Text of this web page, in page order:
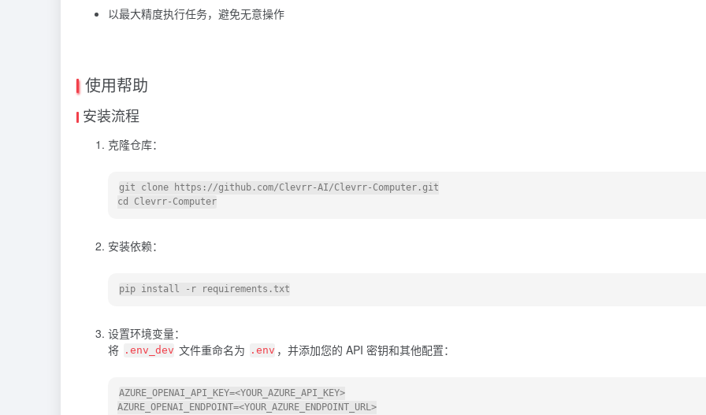
以最大精度执行任务，避免无意操作
使用帮助
安装流程
克隆仓库：
git clone https://github.com/Clevrr-AI/Clevrr-Computer.git
cd Clevrr-Computer
安装依赖：
设置环境变量：
将 .env_dev 文件重命名为 .env ，并添加您的 API 密钥和其他配置：
AZURE_OPENAI_API_KEY=<YOUR_AZURE_API_KEY>
AZURE_OPENAI_ENDPOINT=<YOUR_AZURE_ENDPOINT_URL>